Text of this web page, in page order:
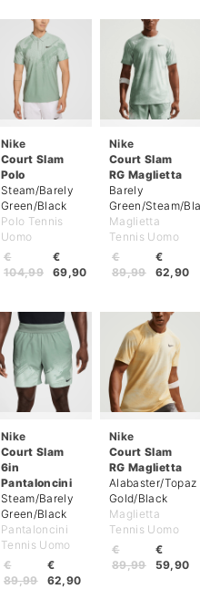
Nike
Court Slam
Polo
Steam/Barely
Green/Black
Polo Tennis
Uomo
€
69,90
€
104,99
Nike
Court Slam
RG Maglietta
Barely
Green/Steam/
Maglietta
Tennis Uomo
€
62,90
€
89,99
Nike
Court Slam
6in
Pantaloncini
Steam/Barely
Green/Black
Pantaloncini
Tennis Uomo
€
62,90
€
89,99
Nike
Court Slam
RG Maglietta
Alabaster/Topaz
Gold/Black
Maglietta
Tennis Uomo
€
59,90
€
89,99